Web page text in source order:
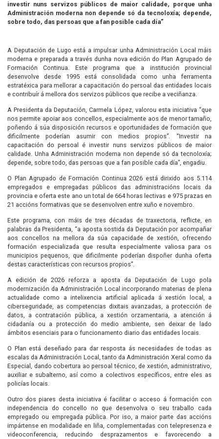
investir nuns servizos públicos de maior calidade, porque unha
Administración moderna non depende só da tecnoloxía; depende,
sobre todo, das persoas que a fan posible cada día”
A Deputación de Lugo está a impulsar unha Administración Local máis
moderna e preparada a través dunha nova edición do Plan Agrupado de
Formación Continua. Este programa que a institución provincial
desenvolve desde 1995 está consolidada como unha ferramenta
estratéxica para mellorar a capacitación do persoal das entidades locais
e contribuír á mellora dos servizos públicos que recibe a veciñanza.
A Presidenta da Deputación, Carmela López, valorou esta iniciativa “que
nos permite apoiar aos concellos, especialmente aos de menor tamaño,
poñendo á súa disposición recursos e oportunidades de formación que
dificilmente poderían asumir con medios propios”. “Investir na
capacitación do persoal é investir nuns servizos públicos de maior
calidade. Unha Administración moderna non depende só da tecnoloxía;
depende, sobre todo, das persoas que a fan posible cada día”, engadiu.
O Plan Agrupado de Formación Continua 2026 está dirixido aos 5.114
empregados e empregadas públicos das administracións locais da
provincia e oferta este ano un total de 664 horas lectivas e 975 prazas en
21 accións formativas que se desenvolven entre xuño e novembro.
Este programa, con máis de tres décadas de traxectoria, reflicte, en
palabras da Presidenta, “a aposta sostida da Deputación por acompañar
aos concellos na mellora da súa capacidade de xestión, ofrecendo
formación especializada que resulta especialmente valiosa para os
municipios pequenos, que dificilmente poderían dispoñer dunha oferta
destas características con recursos propios”.
A edición de 2026 reforza a aposta da Deputación de Lugo pola
modernización da Administración Local incorporando materias de plena
actualidade como a intelixencia artificial aplicada á xestión local, a
ciberseguridade, as competencias dixitais avanzadas, a protección de
datos, a contratación pública, a xestión orzamentaria, a atención á
cidadanía ou a protección do medio ambiente, sen deixar de lado
ámbitos esenciais para o funcionamento diario das entidades locais.
O Plan está deseñado para dar resposta ás necesidades de todas as
escalas da Administración Local, tanto da Administración Xeral como da
Especial, dando cobertura ao persoal técnico, de xestión, administrativo,
auxiliar e subalterno, así como a colectivos específicos, entre eles as
policías locais.
Outro dos piares desta iniciativa é facilitar o acceso á formación con
independencia do concello no que desenvolva o seu traballo cada
empregado ou empregada pública. Por iso, a maior parte das accións
impártense en modalidade en liña, complementadas con telepresenza e
videoconferencia, reducindo desprazamentos e favorecendo a